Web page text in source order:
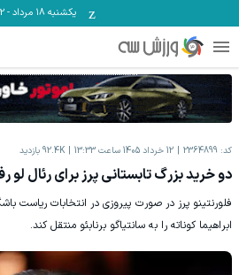
یکشنبه ۱۸ مرداد -
کد: 2364899 12 خرداد 1405 ساعت 13:33 92.4K بازدید
دو خرید بزرگ تابستانی پرز برای رئال لو
فلورنتینو پرز در صورت پیروزی در انتخابات ریاست
ابراهیما کوناته را به سانتیاگو برنابئو منتقل کند.